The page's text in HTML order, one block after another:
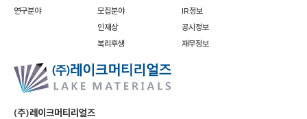
(주)레이크머티리얼즈
연구분야
모집분야
인재상
복리후생
IR정보
공시정보
재무정보